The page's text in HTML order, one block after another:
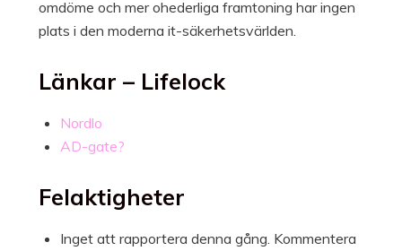
omdöme och mer ohederliga framtoning har ingen
plats i den moderna it-säkerhetsvärlden.
Länkar – Lifelock
Nordlo
AD-gate?
Felaktigheter
Inget att rapportera denna gång. Kommentera